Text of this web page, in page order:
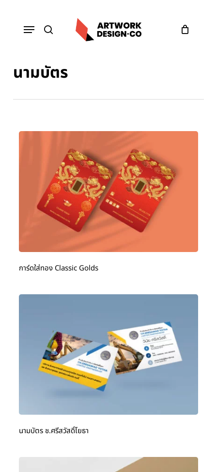
content
search
Menu
นามบัตร
การ์ดใส่ทอง Classic Golds
นามบัตร ช.ศรีสวัสดิ์โยธา